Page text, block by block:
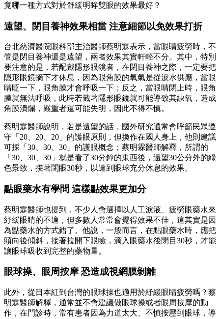
竟哪一種方式對於舒緩明眸雙眼的效果最好？
遠望、閉目養神效果相當 注意細節以免效果打折
台北慈濟醫院眼科部主治醫師蔡明霖表示，當眼睛疲勞時，不
管是閉目養神還是遠望，兩者效果其實軒輊不分。其中，特別
要注意的是，若配戴隱形眼鏡者，在閉目養神之際，一定要把
隱形眼鏡摘下才休息，因為眼角膜的氧氣是從淚水供應，當眼
睛眨一下，眼角膜才會呼吸一下；反之，當眼睛閉上時，眼角
膜就無法呼吸，此時若戴著隱形眼鏡就可能導致其缺氧，造成
角膜潰爛，嚴重者還可能失明，因此不得不慎。
蔡明霖醫師說明，若是遠望的話，國外研究通常會呼籲民眾遵
守「20、20、20」的護眼原則，但換作在國人身上，他則建議
可採「30、30、30」的護眼概念；蔡明霖醫師解釋，所謂的
「30、30、30」就是看了30分鐘的東西後，遠望30公分外的綠
色景致，接著閉眼30秒，以達到眼球充分休息的效果。
點眼藥水有學問 這樣點效果更加分
蔡明霖醫師也提到，不少人會選擇以人工淚液、疲勞眼藥水來
紓緩眼睛的不適，但多數人常常會覺得效果不佳，這其實是因
為點藥水的方式錯了。他說，一般而言，在點眼藥水時，應把
頭向後傾斜，接著拉開下眼瞼，滴入眼藥水後閉目30秒，才能
讓眼球吸收到完整的藥物量。
眼球操、眼周按摩 恐造成視網膜剝離
此外，從日本紅到台灣的眼球操也適用於紓緩眼睛疲勞嗎？蔡
明霖醫師解釋，通常並不會建議做眼球操或者眼周按摩的動
作，在門診時，常有患者因為力道太大、不慎按壓到眼球，導